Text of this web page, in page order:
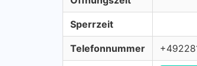
Sperrzeit
Telefonnummer